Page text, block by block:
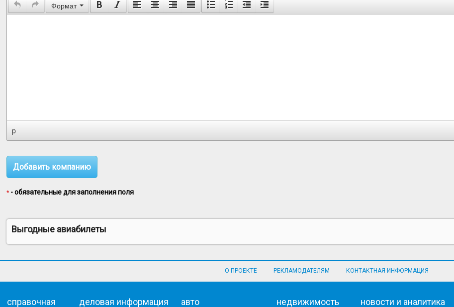
Формат
p
* - обязательные для заполнения поля
Выгодные авиабилеты
О ПРОЕКТЕ РЕКЛАМОДАТЕЛЯМ КОНТАКТНАЯ ИНФОРМАЦИЯ
справочная деловая информация авто недвижимость новости и аналитика